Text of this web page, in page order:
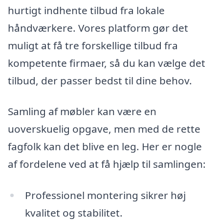
hurtigt indhente tilbud fra lokale
håndværkere. Vores platform gør det
muligt at få tre forskellige tilbud fra
kompetente firmaer, så du kan vælge det
tilbud, der passer bedst til dine behov.
Samling af møbler kan være en
uoverskuelig opgave, men med de rette
fagfolk kan det blive en leg. Her er nogle
af fordelene ved at få hjælp til samlingen:
Professionel montering sikrer høj
kvalitet og stabilitet.